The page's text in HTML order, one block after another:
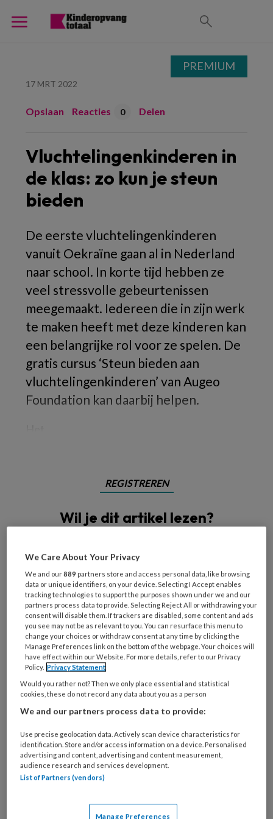
17 MRT 2022
Opslaan Reacties 0 Delen
Vluchtelingenkinderen in
de klas: zo kun je steun
bieden
De eerste vluchtelingenkinderen
vanuit Oekraïne gaan al in Nederland
naar school. In korte tijd hebben ze
veel stressvolle gebeurtenissen
meegemaakt. Iedereen die in zijn werk
te maken heeft met deze kinderen kan
een belangrijke rol voor ze spelen. De
gratis cursus ‘Steun bieden aan
vluchtelingenkinderen’ van Augeo
Foundation kan daarbij helpen.
REGISTREREN
Wil je dit artikel lezen?
artikelen gratis per maand
Al een account of abonnement?Log dan in
Wat
is
je
e-
mailadres?
* *
Kies
je
wachtwoord* *
je
functie *
Bij
welke
PREMIUM
We Care About Your Privacy
We and our889 partners store and access personal data, like browsing
data or unique identifiers, on your device. Selecting I Accept enables
tracking technologies to support the purposes shown under we and our
partners process data to provide. Selecting Reject All or withdrawing your
consent will disable them. If trackers are disabled, some content and ads
you see may not be as relevant to you. You can resurface this menu to
change your choices or withdraw consent at any time by clicking the
Manage Preferences link on the bottom of the webpage. Your choices will
have effect within our Website. For more details, refer to our Privacy
Policy. Privacy Statement
Would you rather not? Then we only place essential and statistical
cookies, these do not record any data about you as a person
We and our partners process data to provide:
Use precise geolocation data. Actively scan device characteristics for
identification. Store and/or access information on a device. Personalised
advertising and content, advertising and content measurement,
audience research and services development.
List of Partners (vendors)
Manage Preferences